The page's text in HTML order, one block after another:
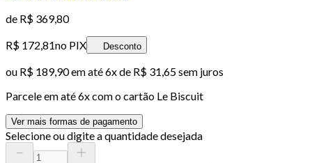
de R$ 369,80
R$ 172,81no PIX Desconto
ou R$ 189,90em até6x de R$ 31,65 sem juros
Parcele em até6x com o cartão Le Biscuit
Ver mais formas de pagamento
Selecione ou digite a quantidade desejada